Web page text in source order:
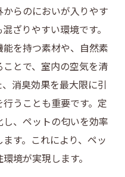
らのにおいが入りやす
ざりやすい環境です。
を持つ素材や、自然素
とで、室内の空気を清
消臭効果を最大限に引
うことも重要です。定
、ペットの匂いを効率
す。これにより、ペッ
境が実現します。